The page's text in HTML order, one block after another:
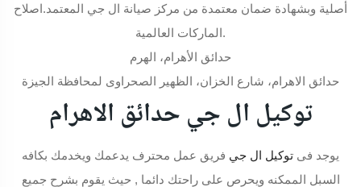
أصلية وبشهادة ضمان معتمدة من مركز صيانة ال جي المعتمد.اصلاح
الماركات العالمية.
حدائق الأهرام، الهرم
حدائق الاهرام، شارع الخزان، الظهير الصحراوى لمحافظة الجيزة
توكيل ال جي حدائق الاهرام
يوجد فى توكيل ال جي فريق عمل محترف يدعمك ويخدمك بكافه
السبل الممكنه ويحرص على راحتك دائما , حيث يقوم بشرح جميع